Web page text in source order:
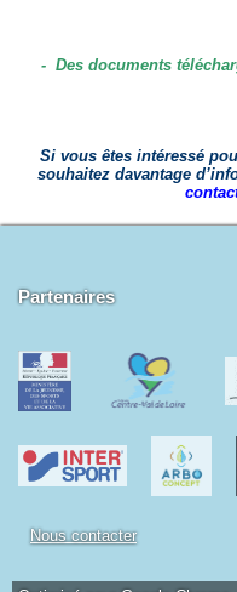
- Des documents
Si vous êtes intéressé
souhaitez davantage
Partenaires
Nous contacter